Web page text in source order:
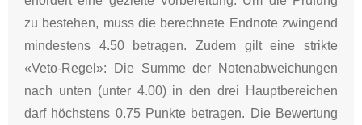
zu bestehen, muss die berechnete Endnote zwingend
mindestens 4.50 betragen.Zudem gilt eine strikte
«Veto-Regel»: Die Summe der Notenabweichungen
nach unten (unter 4.00) in den drei Hauptbereichen
darf höchstens 0.75 Punkte betragen. Die Bewertung